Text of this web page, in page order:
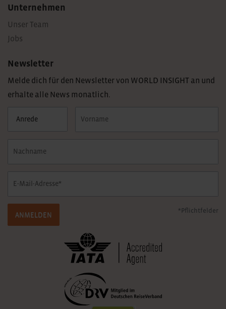
Unternehmen
Unser Team
Jobs
Newsletter
Melde dich für den Newsletter von WORLD INSIGHT an und
erhalte alle News monatlich.
ANMELDEN
*Pflichtfelder